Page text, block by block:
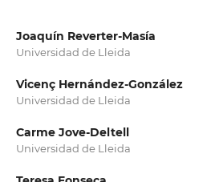
Joaquín Reverter-Masía
Universidad de Lleida
Vicenç Hernández-González
Universidad de Lleida
Carme Jove-Deltell
Universidad de Lleida